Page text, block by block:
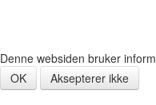
Denne websiden bruker
OK
Aksepterer ikke